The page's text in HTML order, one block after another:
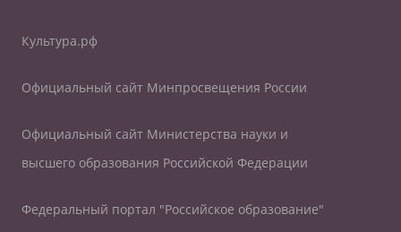
Культура.рф
Официальный сайт Минпросвещения России
Официальный сайт Министерства науки и
высшего образования Российской Федерации
Федеральный портал "Российское образование"